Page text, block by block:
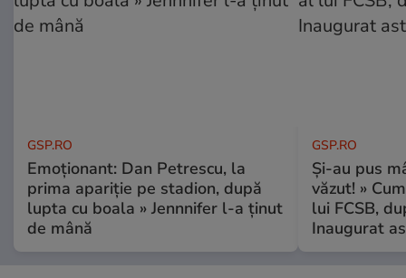
GSP.RO
Emoționant: Dan Petrescu, la
prima apariție pe stadion, după
lupta cu boala » Jennnifer l-a ținut
de mână
GSP.RO
Și-au pus
văzut! »
lui FCSB,
Inaugurat